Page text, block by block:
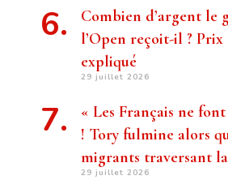
Combien d’argent le
l’Open reçoit-il ?
expliqué
29 juillet 2026
« Les Français ne
! Tory fulmine alors
migrants traversant
29 juillet 2026